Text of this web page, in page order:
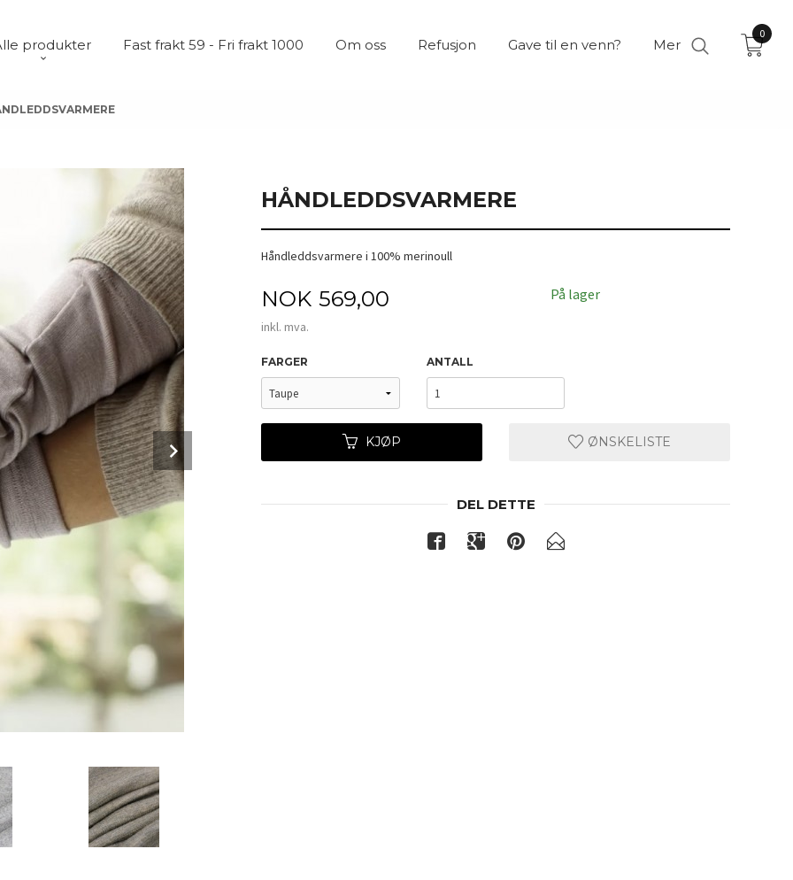
produkter Fast frakt 59 - Fri frakt 1000 Om oss Refusjon Gave til en venn? Mer
0
HÅNDLEDDSVARMERE
Håndleddsvarmere i 100% merinoull
Pris
NOK 569,00
inkl. mva.
På lager
FARGER ANTALL
KJØP ØNSKELISTE
DEL DETTE